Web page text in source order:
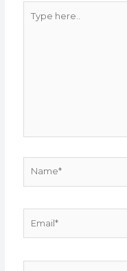
here..